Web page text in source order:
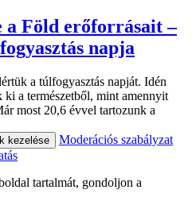
Föld erőforrásait –
napja
a túlfogyasztás napját. Idén
a természetből, mint amennyit
most 20,6 évvel tartozunk a
kezelése
Moderációs szabályzat
tartalmát, gondoljon a